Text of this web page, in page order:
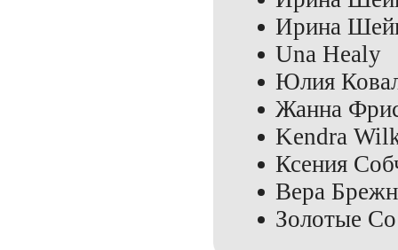
Ирина
Una Healy
Юлия
Жанна
Kendra
Ксения
Вера
Золотые